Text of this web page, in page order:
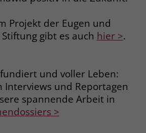
Projekt der Eugen und
gibt es auch hier >.
und voller Leben:
Interviews und Reportagen
spannende Arbeit in
>